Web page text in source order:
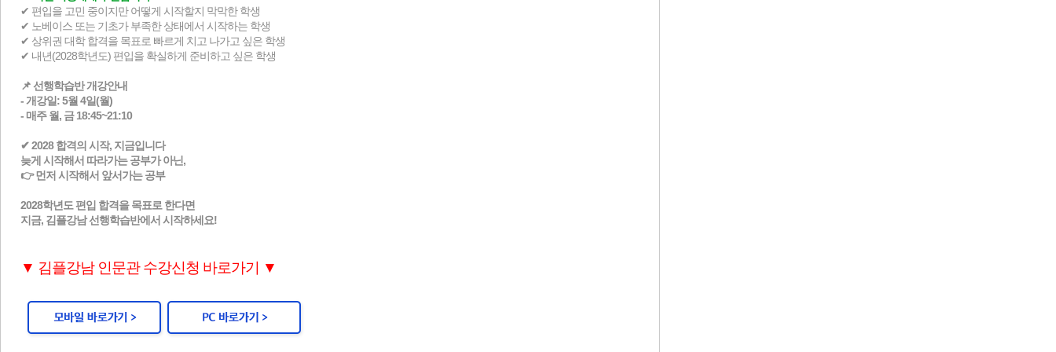
✔ 편입을 고민 중이지만 어떻게 시작할지 막막한 학생
✔ 노베이스 또는 기초가 부족한 상태에서 시작하는 학생
✔ 상위권 대학 합격을 목표로 빠르게 치고 나가고 싶은 학생
✔ 내년(2028학년도) 편입을 확실하게 준비하고 싶은 학생
📌 선행학습반 개강안내
- 개강일: 5월 4일(월)
- 매주 월, 금 18:45~21:10
✔ 2028 합격의 시작, 지금입니다
늦게 시작해서 따라가는 공부가 아닌,
👉 먼저 시작해서 앞서가는 공부
2028학년도 편입 합격을 목표로 한다면
지금, 김플강남 선행학습반에서 시작하세요!
▼ 김플강남 인문관 수강신청 바로가기 ▼